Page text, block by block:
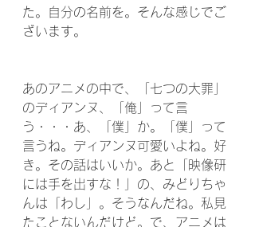
た。自分の名前を。そんな感じでご
ざいます。
あのアニメの中で、「七つの大罪」
のディアンヌ、「俺」って言
う・・・あ、「僕」か。「僕」って
言うね。ディアンヌ可愛いよね。好
き。その話はいいか。あと「映像研
には手を出すな！」の、みどりちゃ
んは「わし」。そうなんだね。私見
たことないんだけど。で、アニメは